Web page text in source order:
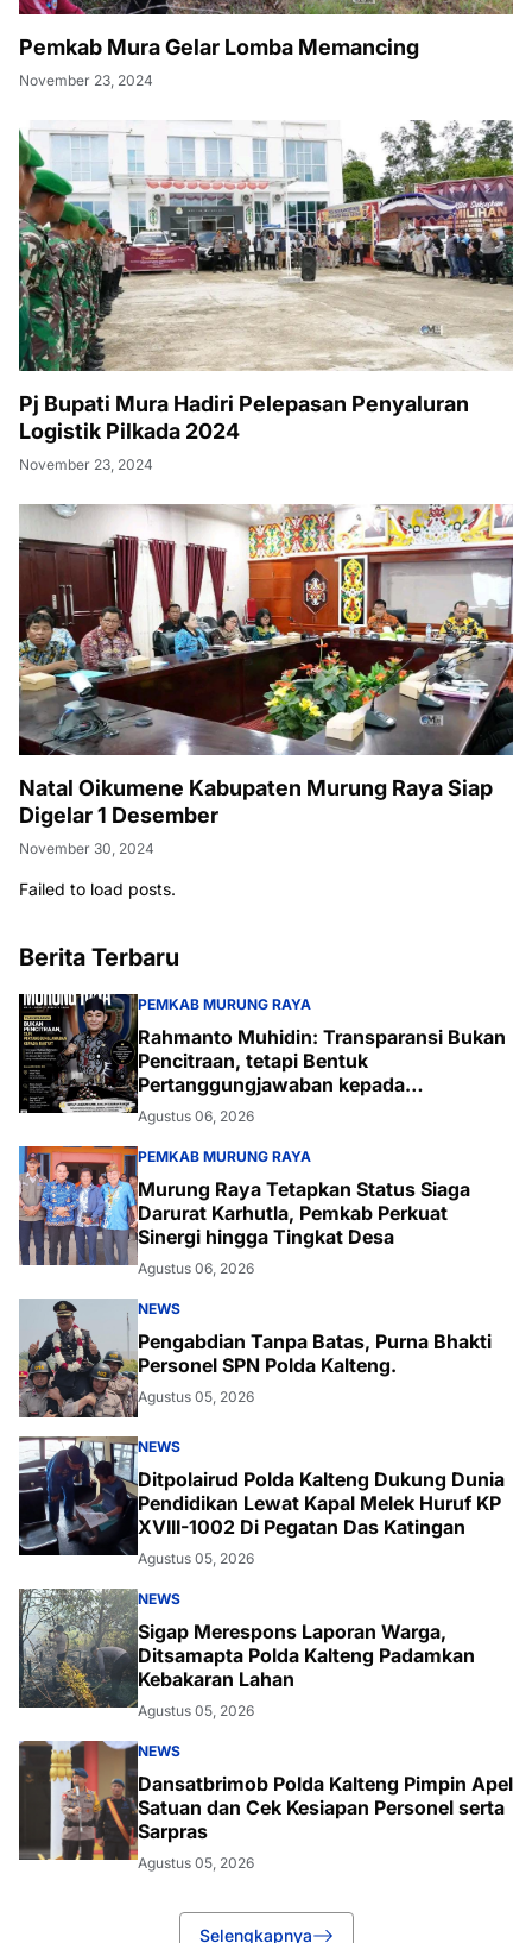
Pemkab Mura Gelar Lomba Memancing
November 23, 2024
Pj Bupati Mura Hadiri Pelepasan Penyaluran
Logistik Pilkada 2024
November 23, 2024
Natal Oikumene Kabupaten Murung Raya Siap
Digelar 1 Desember
November 30, 2024
Failed to load posts.
Berita Terbaru
PEMKAB MURUNG RAYA
Rahmanto Muhidin: Transparansi Bukan
Pencitraan, tetapi Bentuk
Pertanggungjawaban kepada
Masyarakat
Agustus 06, 2026
PEMKAB MURUNG RAYA
Murung Raya Tetapkan Status Siaga
Darurat Karhutla, Pemkab Perkuat
Sinergi hingga Tingkat Desa
Agustus 06, 2026
NEWS
Pengabdian Tanpa Batas, Purna Bhakti
Personel SPN Polda Kalteng.
Agustus 05, 2026
NEWS
Ditpolairud Polda Kalteng Dukung Dunia
Pendidikan Lewat Kapal Melek Huruf KP
XVIII-1002 Di Pegatan Das Katingan
Agustus 05, 2026
NEWS
Sigap Merespons Laporan Warga,
Ditsamapta Polda Kalteng Padamkan
Kebakaran Lahan
Agustus 05, 2026
NEWS
Dansatbrimob Polda Kalteng Pimpin Apel
Satuan dan Cek Kesiapan Personel serta
Sarpras
Agustus 05, 2026
Selengkapnya